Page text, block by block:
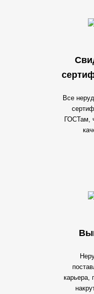
Все
ГОСТам,
карьера,